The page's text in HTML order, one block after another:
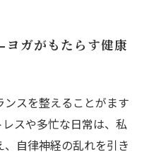
ガがもたらす健康
スを整えることがます
スや多忙な日常は、私
自律神経の乱れを引き